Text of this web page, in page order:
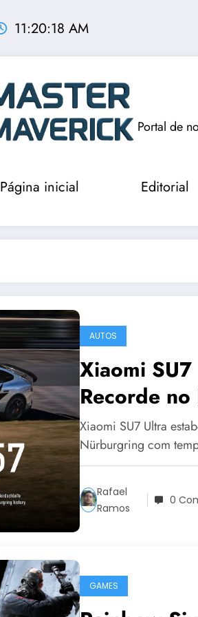
11:20:19 AM
Portal de
Página inicial Editorial
AUTOS
Xiaomi
Recorde
7:04.957
Xiaomi SU7 Ultra
Nürburgring com
Rafael
Ramos
0
GAMES